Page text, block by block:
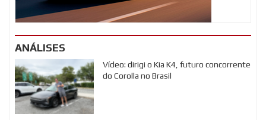
ANÁLISES
Vídeo: dirigi o Kia K4, futuro concorrente
do Corolla no Brasil